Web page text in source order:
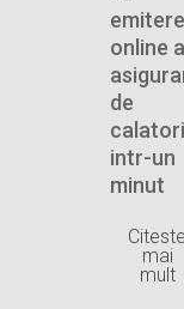
emitere
online a
de
intr-un
minut
Citeste
mai
mult